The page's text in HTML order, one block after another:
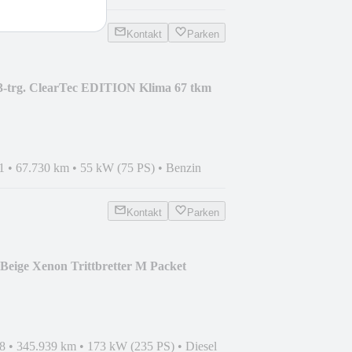
Kontakt Parken
trg. ClearTec EDITION Klima 67 tkm
• 67.730 km • 55 kW (75 PS) • Benzin
Kontakt Parken
Xenon Trittbretter M Packet
• 345.939 km • 173 kW (235 PS) • Diesel